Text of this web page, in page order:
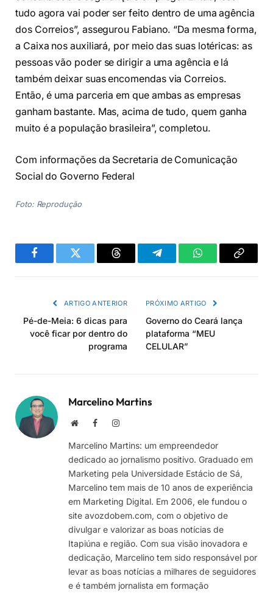
tudo agora vai poder ser feito dentro de uma agência
dos Correios”, assegurou Fabiano. “Da mesma forma,
a Caixa nos auxiliará, por meio das suas lotéricas: as
pessoas vão poder se dirigir a uma agência e lá
também deixar suas encomendas via Correios.
Então, é uma parceria em que ambas as empresas
ganham bastante. Mas, acima de tudo, quem ganha
muito é a população brasileira”, completou.
Com informações da Secretaria de Comunicação
Social do Governo Federal
Foto: Reprodução
FacebookTwitter Threads TelegramWhatsAppCopiar
ARTIGO ANTERIOR
Pé-de-Meia: 6 dicas para
você ficar por dentro do
programa
PRÓXIMO ARTIGO
Governo do Ceará lança
plataforma “MEU
CELULAR”
Marcelino Martins
Site FacebookInstagram
Marcelino Martins: um empreendedor
dedicado ao jornalismo positivo. Graduado em
Marketing pela Universidade Estácio de Sá,
Marcelino tem mais de 10 anos de experiência
em Marketing Digital. Em 2006, ele fundou o
site avozdobem.com, com o objetivo de
divulgar e valorizar as boas notícias de
Itapiúna e região. Com sua visão inovadora e
dedicação, Marcelino tem sido responsável por
levar as boas notícias a milhares de seguidores
e é também jornalista em formação